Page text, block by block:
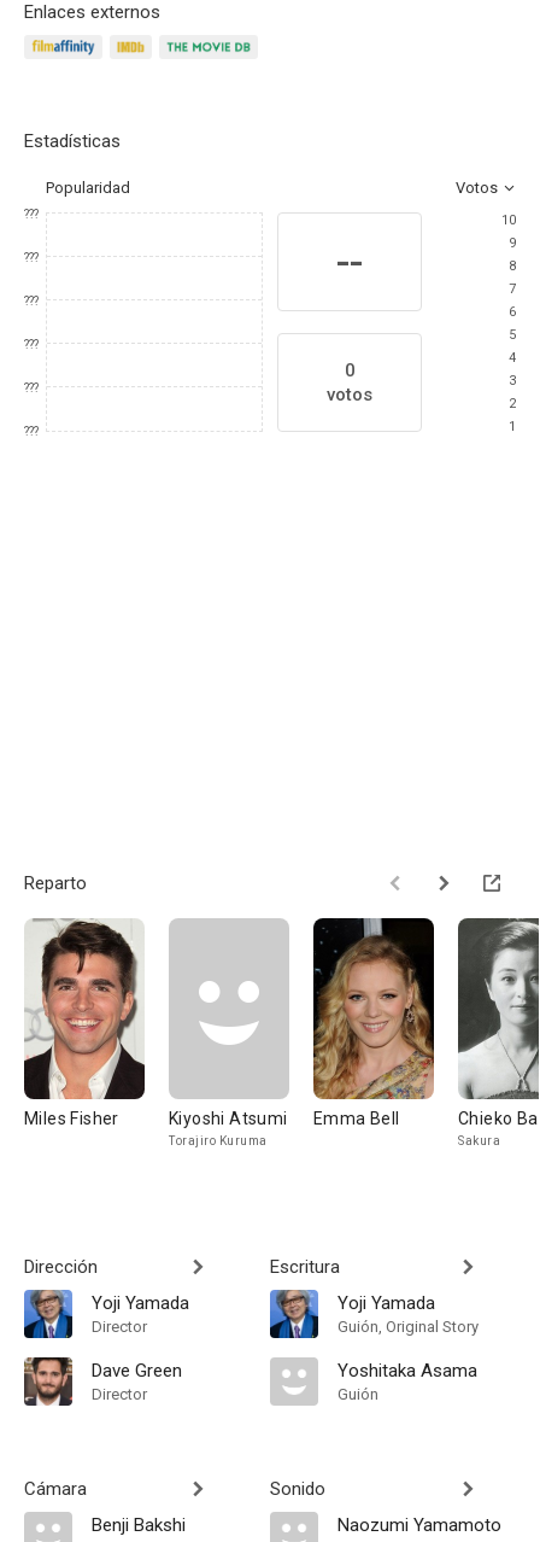
Enlaces externos
Estadísticas
Popularidad Votos
???
???
???
???
???
???
--
0
votos
10
9
8
7
6
5
4
3
2
1
Reparto
Miles Fisher Kiyoshi Atsumi
Torajiro Kuruma
Emma Bell Chieko
Sakura
Dirección
Yoji Yamada
Director
Dave Green
Director
Cámara
Benji Bakshi
Escritura
Yoji Yamada
Guión, Original Story
Yoshitaka Asama
Guión
Sonido
Naozumi Yamamoto